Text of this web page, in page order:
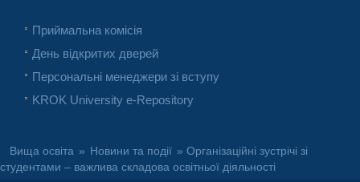
Приймальна комісія
День відкритих дверей
Персональні менеджери зі вступу
KROK University e-Repository
Вища освіта » Новини та події » Організаційні зустрічі зі
студентами – важлива складова освітньої діяльності